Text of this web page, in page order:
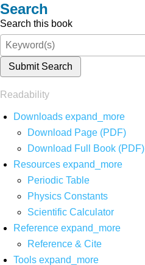
Search
Search this book
Submit Search
Readability
Downloads expand_more
Download Page (PDF)
Download Full Book (PDF)
Resources expand_more
Periodic Table
Physics Constants
Scientific Calculator
Reference expand_more
Reference & Cite
Tools expand_more